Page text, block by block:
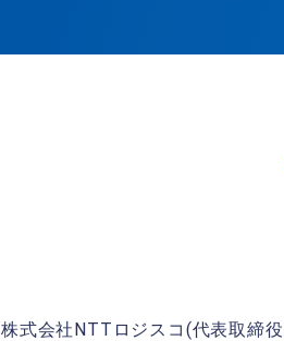
株式会社NTTロジスコ(代表取締